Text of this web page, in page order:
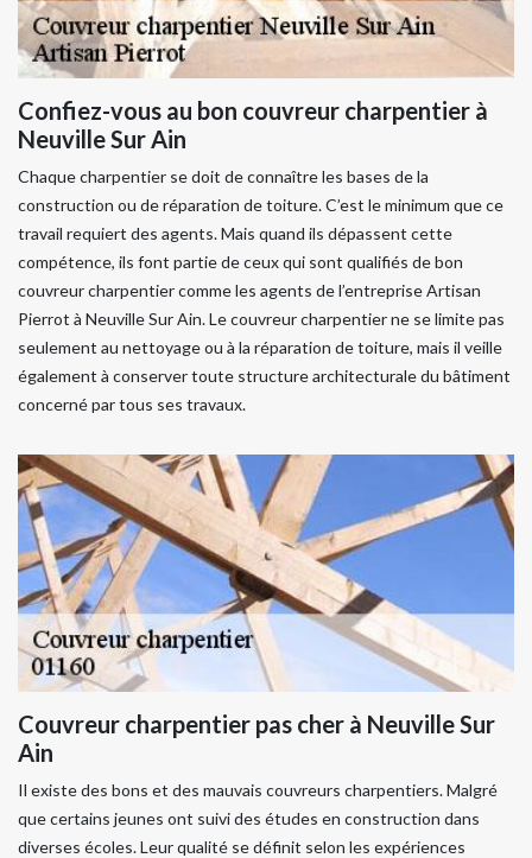
Confiez-vous au bon couvreur charpentier à
Neuville Sur Ain
Chaque charpentier se doit de connaître les bases de la
construction ou de réparation de toiture. C’est le minimum que ce
travail requiert des agents. Mais quand ils dépassent cette
compétence, ils font partie de ceux qui sont qualifiés de bon
couvreur charpentier comme les agents de l’entreprise Artisan
Pierrot à Neuville Sur Ain. Le couvreur charpentier ne se limite pas
seulement au nettoyage ou à la réparation de toiture, mais il veille
également à conserver toute structure architecturale du bâtiment
concerné par tous ses travaux.
Couvreur charpentier pas cher à Neuville Sur
Ain
Il existe des bons et des mauvais couvreurs charpentiers. Malgré
que certains jeunes ont suivi des études en construction dans
diverses écoles. Leur qualité se définit selon les expériences